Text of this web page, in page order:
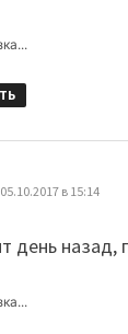
05.10.2017 в 15:14
день назад,